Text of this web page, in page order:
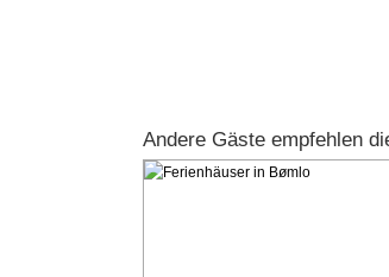
Andere Gäste empfehlen